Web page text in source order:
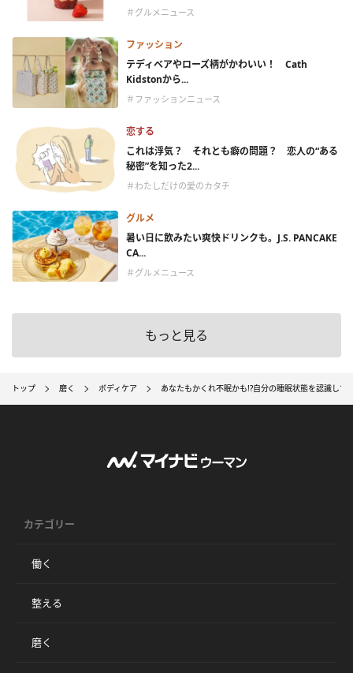
＃グルメニュース
ファッション
テディベアやローズ柄がかわいい！ Cath
Kidstonから...
＃ファッションニュース
恋する
これは浮気？ それとも癖の問題？ 恋人の“ある
秘密”を知った2...
＃わたしだけの愛のカタチ
グルメ
暑い日に飲みたい爽快ドリンクも。J.S. PANCAKE
CA...
＃グルメニュース
もっと見る
トップ 磨く ボディケア あなたもかくれ不眠かも!?自分の睡眠状態を認識して
カテゴリー
働く
整える
磨く